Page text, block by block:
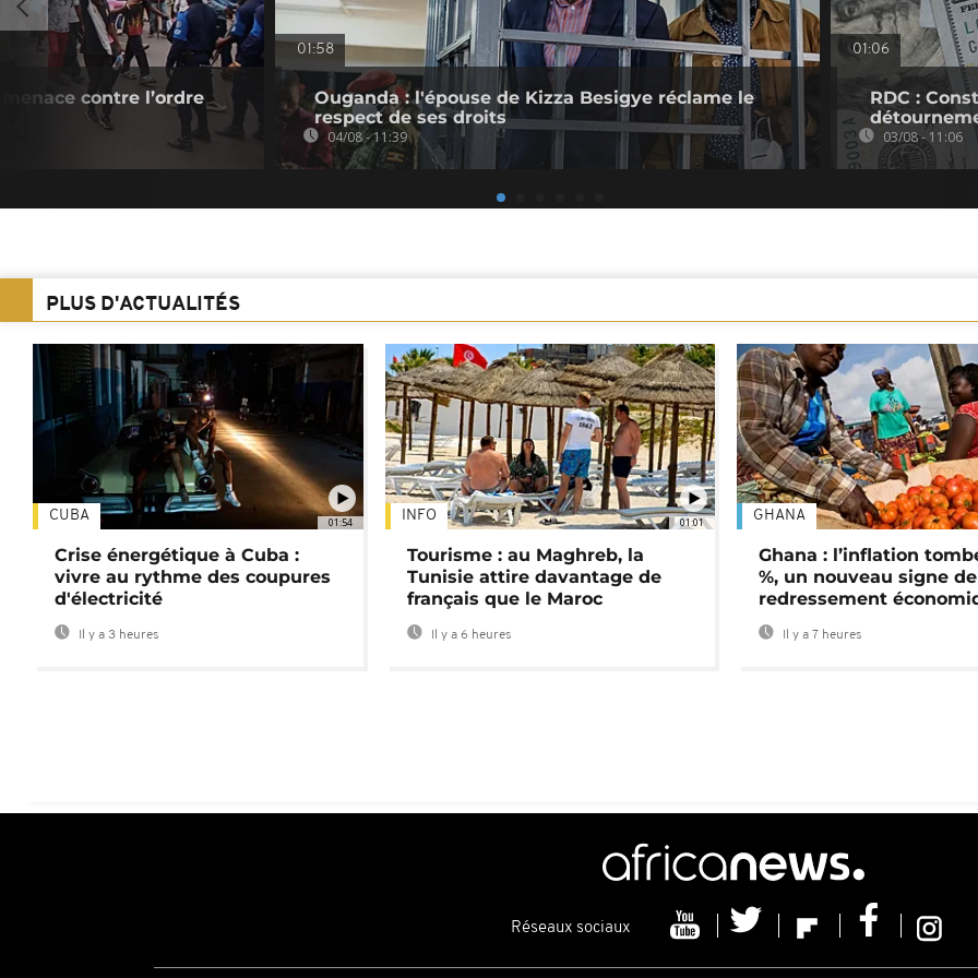
contre l’ordre
01:58
Ouganda : l'épouse de Kizza Besigye réclame le
respect de ses droits
04/08 - 11:39
01:06
RDC :
03/08 - 11:06
PLUS D'ACTUALITÉS
01:54
CUBA
Crise énergétique à Cuba :
vivre au rythme des coupures
d'électricité
Il y a 3 heures
01:01
INFO
Tourisme : au Maghreb, la
Tunisie attire davantage de
français que le Maroc
Il y a 6 heures
GHANA
Ghana : l’inflation
%, un nouveau signe de
redressement
Il y a 7 heures
Réseaux sociaux